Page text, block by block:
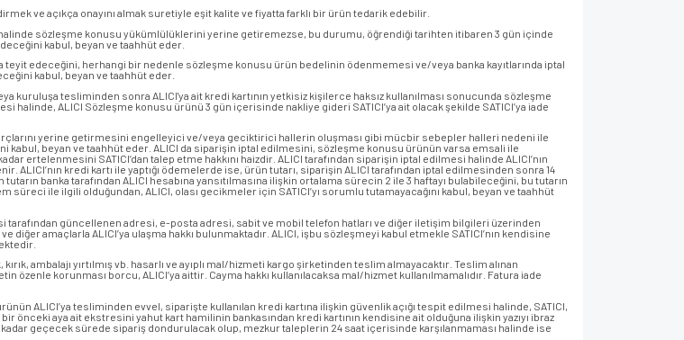
ve açıkça onayını almak suretiyle eşit kalite ve fiyatta farklı bir ürün tedarik edebilir.
sözleşme konusu yükümlülüklerini yerine getiremezse, bu durumu, öğrendiği tarihten itibaren 3 gün içinde
kabul, beyan ve taahhüt eder.
edeceğini, herhangi bir nedenle sözleşme konusu ürün bedelinin ödenmemesi ve/veya banka kayıtlarında iptal
kabul, beyan ve taahhüt eder.
kuruluşa tesliminden sonra ALICI'ya ait kredi kartının yetkisiz kişilerce haksız kullanılması sonucunda sözleşme
ALICI Sözleşme konusu ürünü 3 gün içerisinde nakliye gideri SATICI’ya ait olacak şekilde SATICI’ya iade
yerine getirmesini engelleyici ve/veya geciktirici hallerin oluşması gibi mücbir sebepler halleri nedeni ile
beyan ve taahhüt eder. ALICI da siparişin iptal edilmesini, sözleşme konusu ürünün varsa emsali ile
SATICI’dan talep etme hakkını haizdir. ALICI tarafından siparişin iptal edilmesi halinde ALICI’nın
ALICI’nın kredi kartı ile yaptığı ödemelerde ise, ürün tutarı, siparişin ALICI tarafından iptal edilmesinden sonra 14
banka tarafından ALICI hesabına yansıtılmasına ilişkin ortalama sürecin 2 ile 3 haftayı bulabileceğini, bu tutarın
süreci ile ilgili olduğundan, ALICI, olası gecikmeler için SATICI’yı sorumlu tutamayacağını kabul, beyan ve taahhüt
tarafından güncellenen adresi, e-posta adresi, sabit ve mobil telefon hatları ve diğer iletişim bilgileri üzerinden
amaçlarla ALICI’ya ulaşma hakkı bulunmaktadır. ALICI, işbu sözleşmeyi kabul etmekle SATICI’nın kendisine
ambalajı yırtılmış vb. hasarlı ve ayıplı mal/hizmeti kargo şirketinden teslim almayacaktır. Teslim alınan
korunması borcu, ALICI’ya aittir. Cayma hakkı kullanılacaksa mal/hizmet kullanılmamalıdır. Fatura iade
ALICI’ya tesliminden evvel, siparişte kullanılan kredi kartına ilişkin güvenlik açığı tespit edilmesi halinde, SATICI,
önceki aya ait ekstresini yahut kart hamilinin bankasından kredi kartının kendisine ait olduğuna ilişkin yazıyı ibraz
geçecek sürede sipariş dondurulacak olup, mezkur taleplerin 24 saat içerisinde karşılanmaması halinde ise